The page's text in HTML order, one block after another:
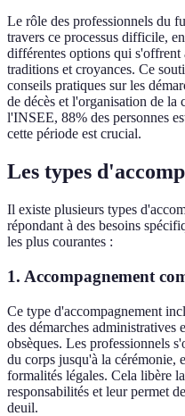
Le rôle des professionnels du
travers ce processus difficile,
différentes options qui s'offrent
traditions et croyances. Ce
conseils pratiques sur les
de décès et l'organisation de la
l'INSEE, 88% des personnes
cette période est crucial.
Les types
Il existe plusieurs types
répondant à des besoins
les plus courantes :
1. Accompagnement
Ce type d'accompagnement
des démarches administratives
obsèques. Les professionnels
du corps jusqu'à la cérémonie,
formalités légales. Cela libère
responsabilités et leur permet
deuil.